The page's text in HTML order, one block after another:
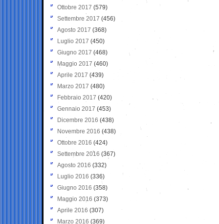
Ottobre 2017 (579)
Settembre 2017 (456)
Agosto 2017 (368)
Luglio 2017 (450)
Giugno 2017 (468)
Maggio 2017 (460)
Aprile 2017 (439)
Marzo 2017 (480)
Febbraio 2017 (420)
Gennaio 2017 (453)
Dicembre 2016 (438)
Novembre 2016 (438)
Ottobre 2016 (424)
Settembre 2016 (367)
Agosto 2016 (332)
Luglio 2016 (336)
Giugno 2016 (358)
Maggio 2016 (373)
Aprile 2016 (307)
Marzo 2016 (369)